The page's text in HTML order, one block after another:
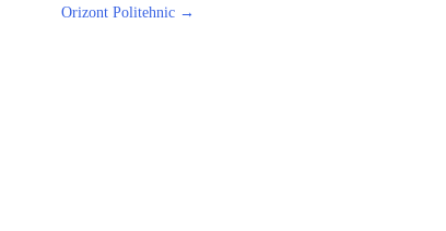
Orizont Politehnic →